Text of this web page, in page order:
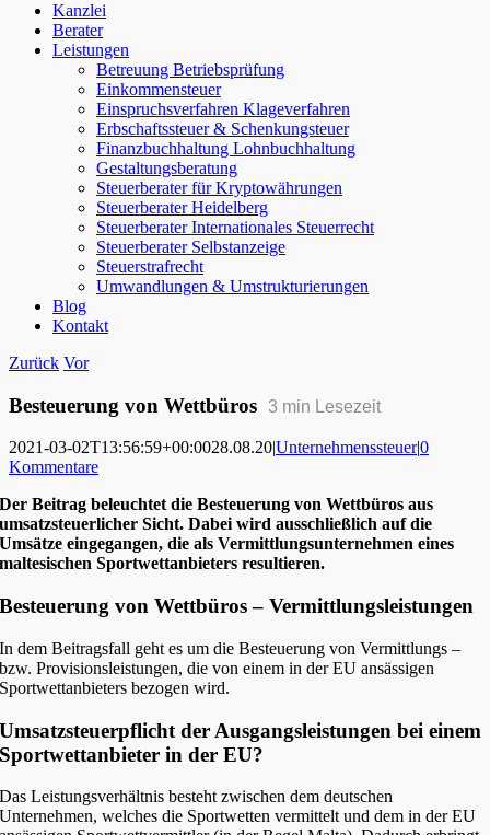
Kanzlei
Berater
Leistungen
Betreuung Betriebsprüfung
Einkommensteuer
Einspruchsverfahren Klageverfahren
Erbschaftssteuer & Schenkungsteuer
Finanzbuchhaltung Lohnbuchhaltung
Gestaltungsberatung
Steuerberater für Kryptowährungen
Steuerberater Heidelberg
Steuerberater Internationales Steuerrecht
Steuerberater Selbstanzeige
Steuerstrafrecht
Umwandlungen & Umstrukturierungen
Blog
Kontakt
Zurück Vor
Besteuerung von Wettbüros 3 min Lesezeit
2021-03-02T13:56:59+00:0028.08.20|Unternehmenssteuer|0
Kommentare
Der Beitrag beleuchtet die Besteuerung von Wettbüros aus
umsatzsteuerlicher Sicht. Dabei wird ausschließlich auf die
Umsätze eingegangen, die als Vermittlungsunternehmen eines
maltesischen Sportwettanbieters resultieren.
Besteuerung von Wettbüros – Vermittlungsleistungen
In dem Beitragsfall geht es um die Besteuerung von Vermittlungs –
bzw. Provisionsleistungen, die von einem in der EU ansässigen
Sportwettanbieters bezogen wird.
Umsatzsteuerpflicht der Ausgangsleistungen bei einem
Sportwettanbieter in der EU?
Das Leistungsverhältnis besteht zwischen dem deutschen
Unternehmen, welches die Sportwetten vermittelt und dem in der EU